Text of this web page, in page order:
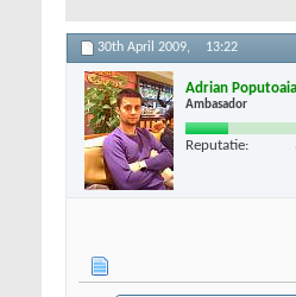
30th April 2009, 13:22
Adrian Poputoaia
Ambasador
Reputatie: